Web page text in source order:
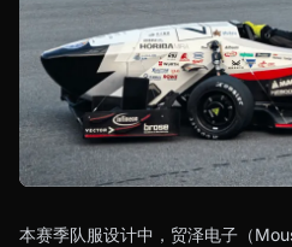
本赛季队服设计中，贸泽电子（